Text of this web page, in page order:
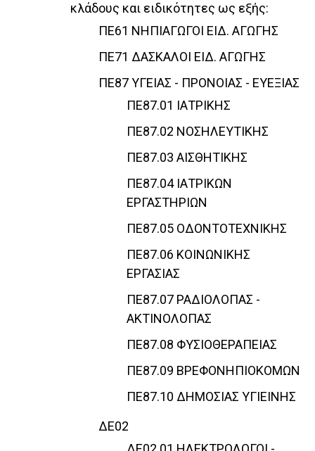
κλάδους και ειδικότητες ως εξής:
ΠΕ61 ΝΗΠΙΑΓΩΓΟΙ ΕΙΔ. ΑΓΩΓΗΣ
ΠΕ71 ΔΑΣΚΑΛΟΙ ΕΙΔ. ΑΓΩΓΗΣ
ΠΕ87 ΥΓΕΙΑΣ - ΠΡΟΝΟΙΑΣ - ΕΥΕΞΙΑΣ
ΠΕ87.01 ΙΑΤΡΙΚΗΣ
ΠΕ87.02 ΝΟΣΗΛΕΥΤΙΚΗΣ
ΠΕ87.03 ΑΙΣΘΗΤΙΚΗΣ
ΠΕ87.04 ΙΑΤΡΙΚΩΝ
ΕΡΓΑΣΤΗΡΙΩΝ
ΠΕ87.05 ΟΔΟΝΤΟΤΕΧΝΙΚΗΣ
ΠΕ87.06 ΚΟΙΝΩΝΙΚΗΣ
ΕΡΓΑΣΙΑΣ
ΠΕ87.07 ΡΑΔΙΟΛΟΠΑΣ -
ΑΚΤΙΝΟΛΟΠΑΣ
ΠΕ87.08 ΦΥΣΙΟΘΕΡΑΠΕΙΑΣ
ΠΕ87.09 ΒΡΕΦΟΝΗΠΙΟΚΟΜΩΝ
ΠΕ87.10 ΔΗΜΟΣΙΑΣ ΥΓΙΕΙΝΗΣ
ΔΕ02